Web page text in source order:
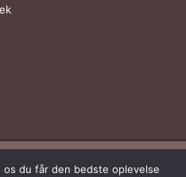
Traffic LLC-FZ | The Meydan
du får den bedste oplevelse